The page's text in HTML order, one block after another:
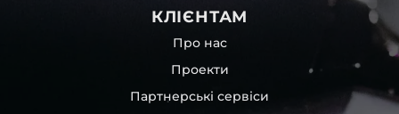
КЛІЄНТАМ
Про нас
Проекти
Партнерські сервіси